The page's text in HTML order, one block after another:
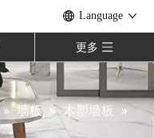
Language
更多
» 墙板 » 木塑墙板 »